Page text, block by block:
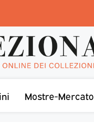
Mostre-Mercato